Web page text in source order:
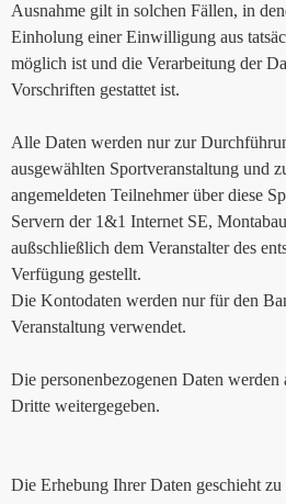
Ausnahme gilt in solchen Fällen, in
Einholung einer Einwilligung aus
möglich ist und die Verarbeitung der
Vorschriften gestattet ist.
Alle Daten werden nur zur
ausgewählten Sportveranstaltung und
angemeldeten Teilnehmer über diese
Servern der 1&1 Internet SE,
außschließlich dem Veranstalter des
Verfügung gestellt.
Die Kontodaten werden nur für den
Veranstaltung verwendet.
Die personenbezogenen Daten
Dritte weitergegeben.
Die Erhebung Ihrer Daten geschieht